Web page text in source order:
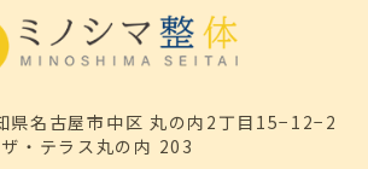
名古屋市中区 丸の内2丁目15−12−2
ザ・テラス丸の内 203